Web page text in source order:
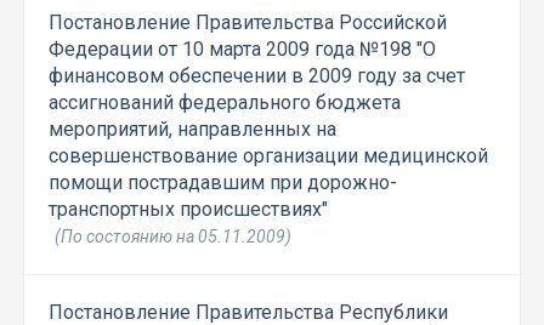
Постановление Правительства Российской
Федерации от 10 марта 2009 года №198 "О
финансовом обеспечении в 2009 году за счет
ассигнований федерального бюджета
мероприятий, направленных на
совершенствование организации медицинской
помощи пострадавшим при дорожно-
транспортных происшествиях"
(По состоянию на 05.11.2009)
Постановление Правительства Республики